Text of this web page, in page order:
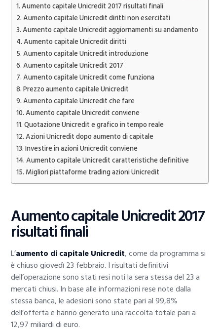
Aumento capitale Unicredit 2017 risultati finali
Aumento capitale Unicredit diritti non esercitati
Aumento capitale Unicredit aggiornamenti su andamento
Aumento capitale Unicredit diritti
Aumento capitale Unicredit introduzione
Aumento capitale Unicredit 2017
Aumento capitale Unicredit come funziona
Prezzo aumento capitale Unicredit
Aumento capitale Unicredit che fare
Aumento capitale Unicredit conviene
Quotazione Unicredit e grafico in tempo reale
Azioni Unicredit dopo aumento di capitale
Investire in azioni Unicredit conviene
Aumento capitale Unicredit caratteristiche definitive
Migliori piattaforme trading azioni Unicredit
Aumento capitale Unicredit 2017
risultati finali
L’aumento di capitale Unicredit, come da programma si
è chiuso giovedì 23 febbraio. I risultati definitivi
dell’operazione sono stati resi noti la sera stessa del 23 a
mercati chiusi. In base alle informazioni rese note dalla
stessa banca, le adesioni sono state pari al 99,8%
dell’offerta e hanno generato una raccolta totale pari a
12,97 miliardi di euro.